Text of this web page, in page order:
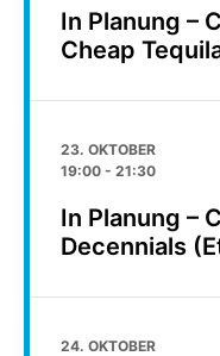
In Planung –
Cheap
23. OKTOBER
19:00 - 21:30
In Planung –
Decennials
24. OKTOBER